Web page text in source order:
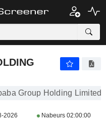
Group Holding Limited
2026 Nabeurs 02:00:00